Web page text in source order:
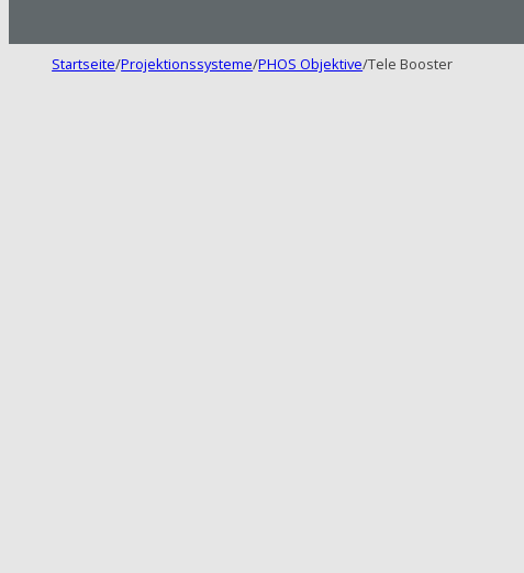
Startseite/Projektionssysteme/PHOS Objektive/Tele Booster